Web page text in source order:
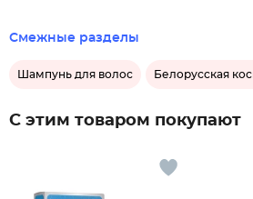
Смежные разделы
Шампунь для волос Белорусская
С этим товаром покупают